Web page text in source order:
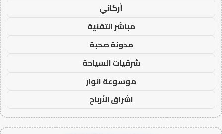
أركاني
مباشر التقنية
مدونة صحبة
شرقيات السياحة
موسوعة انوار
اشراق الأرباح